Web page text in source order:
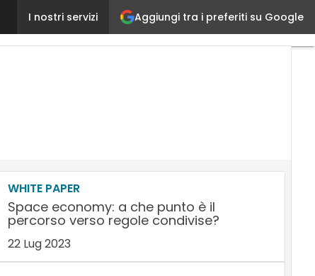
Aggiungi tra i preferiti su Google
I nostri servizi
PMI innovative equiparate alle startup: ecco i
WHITE PAPER
Space economy: a che punto è il
percorso verso regole condivise?
22 Lug 2023